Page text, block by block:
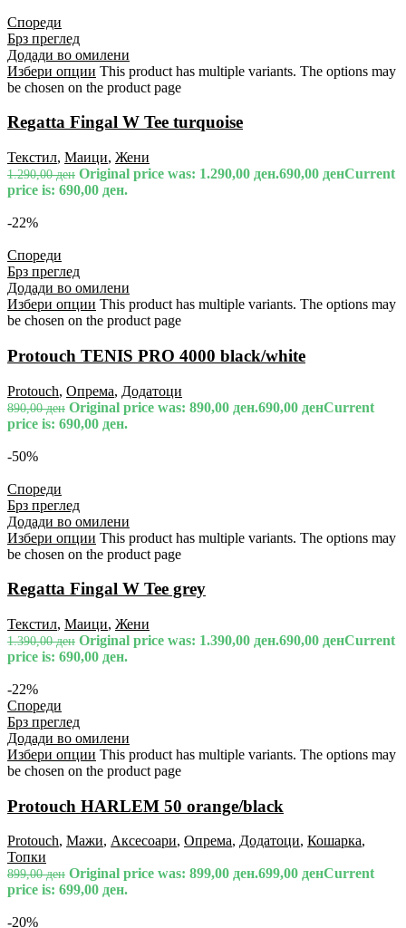
Спореди
Брз преглед
Додади во омилени
Избери опции This product has multiple variants. The options may
be chosen on the product page
Regatta Fingal W Tee turquoise
Текстил, Маици, Жени
1.290,00ден Original price was: 1.290,00 ден.690,00 денCurrent
price is: 690,00 ден.
-22%
Спореди
Брз преглед
Додади во омилени
Избери опции This product has multiple variants. The options may
be chosen on the product page
Protouch TENIS PRO 4000 black/white
Protouch, Опрема, Додатоци
890,00ден Original price was: 890,00 ден.690,00 денCurrent
price is: 690,00 ден.
-50%
Спореди
Брз преглед
Додади во омилени
Избери опции This product has multiple variants. The options may
be chosen on the product page
Regatta Fingal W Tee grey
Текстил, Маици, Жени
1.390,00ден Original price was: 1.390,00 ден.690,00 денCurrent
price is: 690,00 ден.
-22%
Спореди
Брз преглед
Додади во омилени
Избери опции This product has multiple variants. The options may
be chosen on the product page
Protouch HARLEM 50 orange/black
Protouch, Мажи, Аксесоари, Опрема, Додатоци, Кошарка,
Топки
899,00ден Original price was: 899,00 ден.699,00 денCurrent
price is: 699,00 ден.
-20%